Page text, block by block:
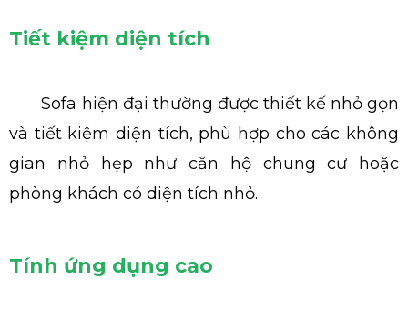
Tiết kiệm diện tích
Sofa hiện đại thường được thiết kế nhỏ gọn
và tiết kiệm diện tích, phù hợp cho các không
gian nhỏ hẹp như căn hộ chung cư hoặc
phòng khách có diện tích nhỏ.
Tính ứng dụng cao